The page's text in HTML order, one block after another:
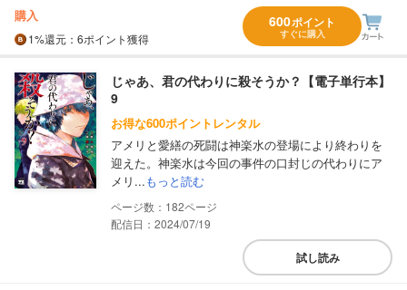
購入
1%還元 ：6ポイント獲得
600ポイント
すぐに購入
じゃあ、君の代わりに殺そうか？【電子単行本】
9
お得な600ポイントレンタル
アメリと愛繕の死闘は神楽水の登場により終わりを
迎えた。神楽水は今回の事件の口封じの代わりにア
メリ...もっと読む
182
配信日：2024/07/19
試し読み